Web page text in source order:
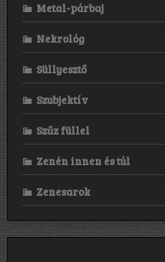
Metal-párbaj
Nekrológ
Süllyesztő
Szubjektív
Szűz füllel
Zenén innen és túl
Zenesarok